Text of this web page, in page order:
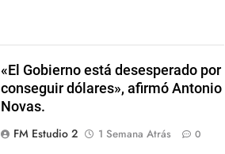
«El Gobierno está desesperado por
conseguir dólares», afirmó Antonio
Novas.
FM Estudio 2
1 Semana Atrás 0